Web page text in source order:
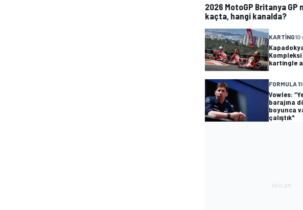
2026 MotoGP Britanya GP
kaçta, hangi kanalda?
KARTING10
Kompleksi
kartingle
FORMULA 1
Vowles:
barajına
boyunca
çalıştık"